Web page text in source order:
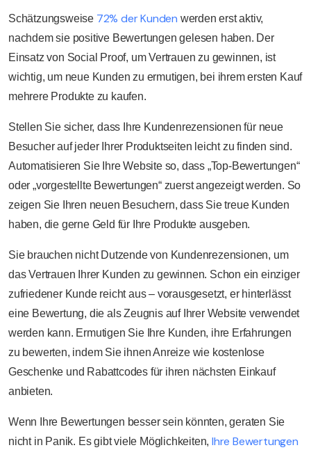
Schätzungsweise 72% der Kunden werden erst aktiv,
nachdem sie positive Bewertungen gelesen haben. Der
Einsatz von Social Proof, um Vertrauen zu gewinnen, ist
wichtig, um neue Kunden zu ermutigen, bei ihrem ersten Kauf
mehrere Produkte zu kaufen.
Stellen Sie sicher, dass Ihre Kundenrezensionen für neue
Besucher auf jeder Ihrer Produktseiten leicht zu finden sind.
Automatisieren Sie Ihre Website so, dass „Top-Bewertungen“
oder „vorgestellte Bewertungen“ zuerst angezeigt werden. So
zeigen Sie Ihren neuen Besuchern, dass Sie treue Kunden
haben, die gerne Geld für Ihre Produkte ausgeben.
Sie brauchen nicht Dutzende von Kundenrezensionen, um
das Vertrauen Ihrer Kunden zu gewinnen. Schon ein einziger
zufriedener Kunde reicht aus – vorausgesetzt, er hinterlässt
eine Bewertung, die als Zeugnis auf Ihrer Website verwendet
werden kann. Ermutigen Sie Ihre Kunden, ihre Erfahrungen
zu bewerten, indem Sie ihnen Anreize wie kostenlose
Geschenke und Rabattcodes für ihren nächsten Einkauf
anbieten.
Wenn Ihre Bewertungen besser sein könnten, geraten Sie
nicht in Panik. Es gibt viele Möglichkeiten, Ihre Bewertungen